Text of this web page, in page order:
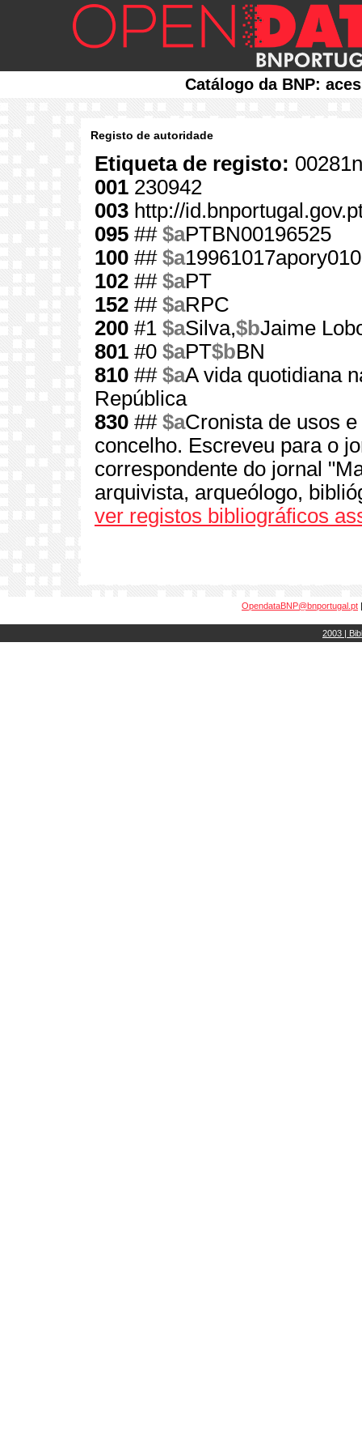
Catálogo da BNP:
Registo de autoridade
Etiqueta de registo:
001 230942
003 http://
095 ## $aPTBN00196525
100 ## $a
102 ## $aPT
152 ## $aRPC
200 #1 $aSilva,$bJaime
801 #0 $aPT$bBN
810 ## $aA vida quotidiana
República
830 ## $aCronista de usos
concelho. Escreveu para o
correspondente do jornal
arquivista, arqueólogo,
ver registos bibliográficos
OpendataBNP@bnportugal.pt
2003 |